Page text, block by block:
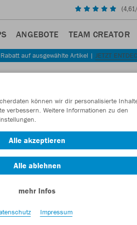
(4,61
ANGEBOTE TEAM CREATOR
auf ausgewählte Artikel | JETZT
JAKO
Lust auf
können wir dir personalisierte
verbessern. Weitere Informationen zu den
Alle akzeptieren
Alle ablehnen
mehr Infos
Impressum